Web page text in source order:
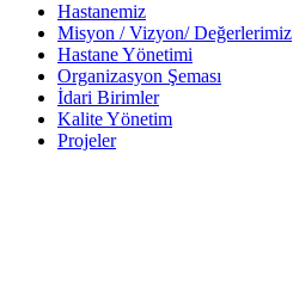
Hastanemiz
Misyon / Vizyon/ Değerlerimiz
Hastane Yönetimi
Organizasyon Şeması
İdari Birimler
Kalite Yönetim
Projeler